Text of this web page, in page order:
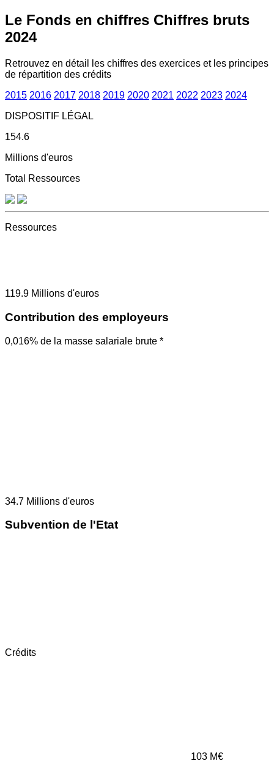
Le Fonds en chiffres Chiffres bruts
2024
Retrouvez en détail les chiffres des exercices et les principes
de répartition des crédits
2015 2016 2017 2018 2019 2020 2021 2022 2023 2024
DISPOSITIF LÉGAL
154.6
Millions d'euros
Total Ressources
Ressources
119.9 Millions d'euros
Contribution des employeurs
0,016% de la masse salariale brute *
34.7 Millions d'euros
Subvention de l'Etat
Crédits
103 M€